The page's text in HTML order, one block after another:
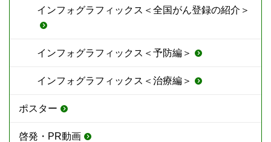
インフォグラフィックス＜全国がん登録の紹介＞
インフォグラフィックス＜予防編＞
インフォグラフィックス＜治療編＞
ポスター
啓発・PR動画